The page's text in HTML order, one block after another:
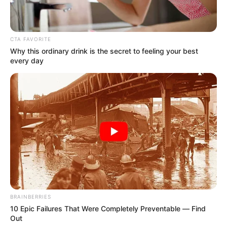
ACTIVAR AHORA
TEMAS DESTACADOS
EMERGENCIAS POR LLUVIAS
FUERTES LLUVIAS
VIA AL LLANO
LIGA BETPLAY
METRO DE MEDELLÍN
CORTES DE LUZ
CORTES DE AGUA
FENÓMENO DEL NIÑO
CTA FAVORITE
Why this ordinary drink is the secret to feeling your best
every day
BRAINBERRIES
10 Epic Failures That Were Completely Preventable — Find
Out